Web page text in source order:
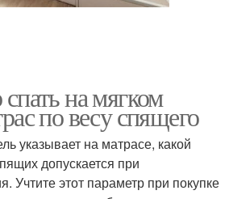
на мягком
по весу спящего
указывает на матрасе, какой
допускается при
Учтите этот параметр при покупке